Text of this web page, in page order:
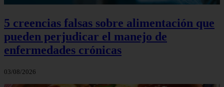
5 creencias falsas sobre alimentación que
pueden perjudicar el manejo de
enfermedades crónicas
03/08/2026